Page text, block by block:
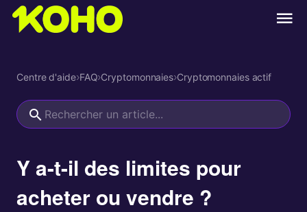
Centre d'aide›FAQ›Cryptomonnaies›Cryptomonnaies actif
Y a-t-il des limites pour
acheter ou vendre ?